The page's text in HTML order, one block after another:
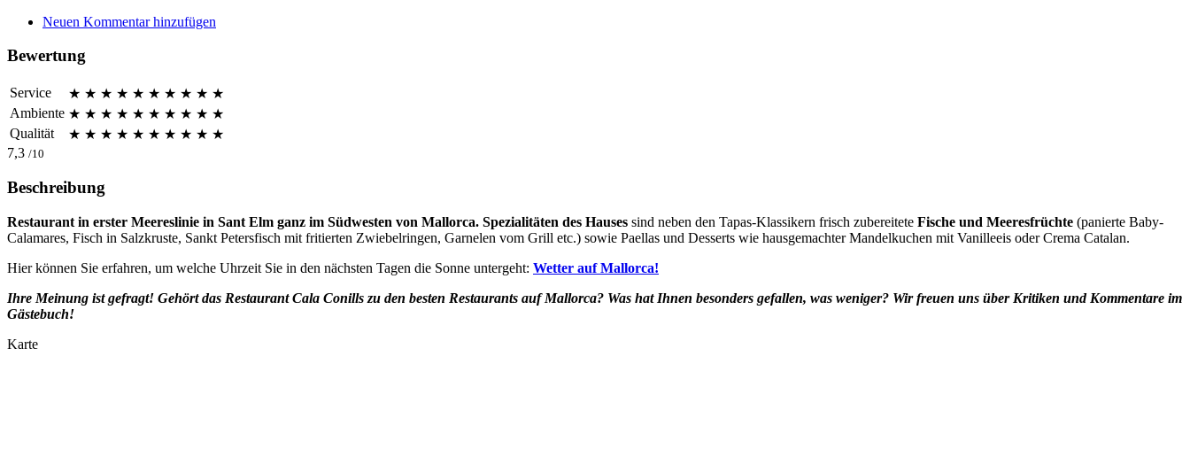
Neuen Kommentar hinzufügen
Bewertung
Service ★ ★ ★ ★ ★ ★ ★ ★ ★ ★
Ambiente ★ ★ ★ ★ ★ ★ ★ ★ ★ ★
Qualität
★ ★ ★ ★ ★ ★ ★ ★ ★ ★
7,3 /10
Beschreibung
Restaurant in erster Meereslinie in Sant Elm ganz im Südwesten von Mallorca. Spezialitäten des Hauses sind neben den Tapas-Klassikern frisch zubereitete Fische und Meeresfrüchte (panierte Baby-
Calamares, Fisch in Salzkruste, Sankt Petersfisch mit fritierten Zwiebelringen, Garnelen vom Grill etc.) sowie Paellas und Desserts wie hausgemachter Mandelkuchen mit Vanilleeis oder Crema Catalan.
Hier können Sie erfahren, um welche Uhrzeit Sie in den nächsten Tagen die Sonne untergeht: Wetter auf Mallorca!
Ihre Meinung ist gefragt! Gehört das Restaurant Cala Conills zu den besten Restaurants auf Mallorca? Was hat Ihnen besonders gefallen, was weniger? Wir freuen uns über Kritiken und Kommentare im
Gästebuch!
Karte